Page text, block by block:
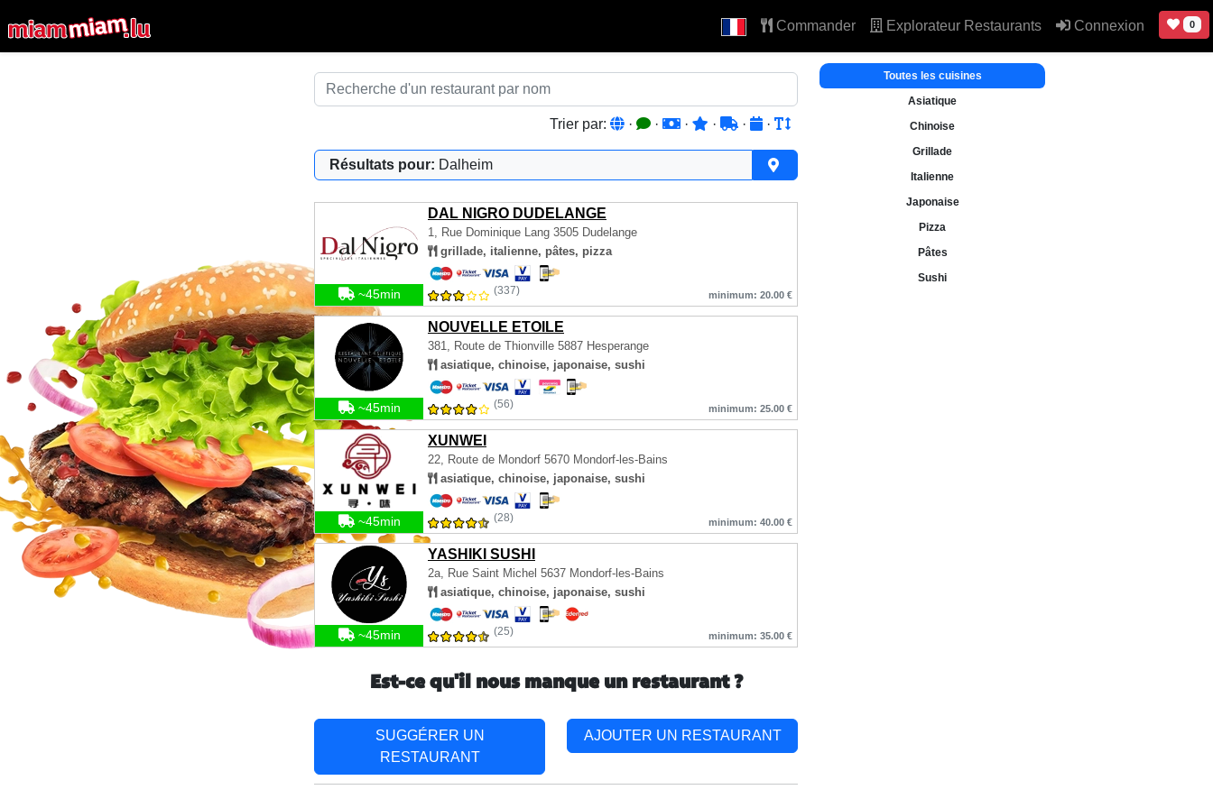
Commander Explorateur Restaurants Connexion 0
Trier par: · · · · · ·
Résultats pour: Dalheim
DAL NIGRO DUDELANGE
1, Rue Dominique Lang 3505 Dudelange
grillade, italienne, pâtes, pizza
~45min (337) minimum: 20.00 €
NOUVELLE ETOILE
381, Route de Thionville 5887 Hesperange
asiatique, chinoise, japonaise, sushi
~45min (56) minimum: 25.00 €
XUNWEI
22, Route de Mondorf 5670 Mondorf-les-Bains
asiatique, chinoise, japonaise, sushi
~45min (28) minimum: 40.00 €
YASHIKI SUSHI
2a, Rue Saint Michel 5637 Mondorf-les-Bains
asiatique, chinoise, japonaise, sushi
~45min (25) minimum: 35.00 €
Toutes les cuisines
Asiatique
Chinoise
Grillade
Italienne
Japonaise
Pizza
Pâtes
Sushi
Est-ce qu'il nous manque un restaurant ?
SUGGÉRER UN
RESTAURANT
AJOUTER UN RESTAURANT